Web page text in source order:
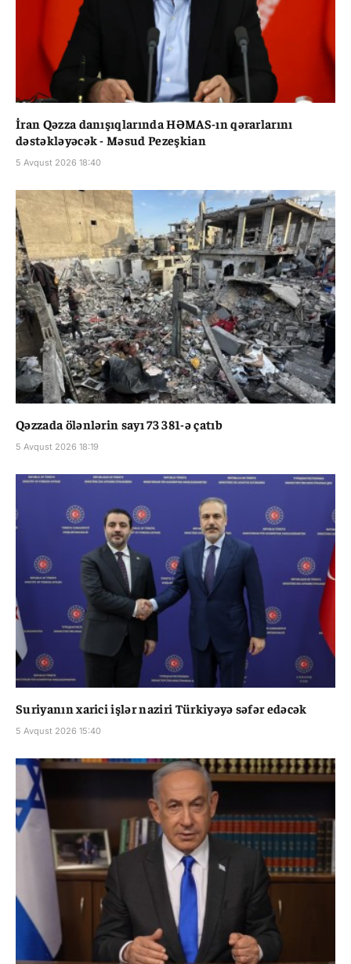
İran Qəzza danışıqlarında HƏMAS-ın qərarlarını
dəstəkləyəcək - Məsud Pezeşkian
5 Avqust 2026 18:40
Qəzzada ölənlərin sayı 73 381-ə çatıb
5 Avqust 2026 18:19
Suriyanın xarici işlər naziri Türkiyəyə səfər edəcək
5 Avqust 2026 15:40